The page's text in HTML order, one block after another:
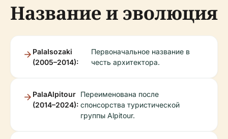
Название и эволюция
PalaIsozaki
(2005–2014):
Первоначальное название в
честь архитектора.
PalaAlpitour
(2014–2024):
Переименована после
спонсорства туристической
группы Alpitour.